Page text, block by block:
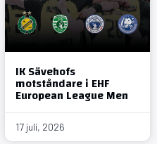
IK Sävehofs
motståndare i EHF
European League Men
17 juli, 2026